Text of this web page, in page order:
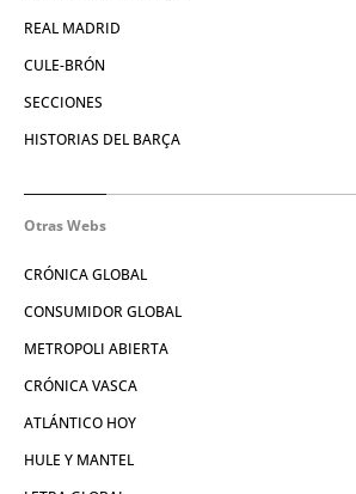
REAL MADRID
CULE-BRÓN
SECCIONES
HISTORIAS DEL BARÇA
Otras Webs
CRÓNICA GLOBAL
CONSUMIDOR GLOBAL
METROPOLI ABIERTA
CRÓNICA VASCA
ATLÁNTICO HOY
HULE Y MANTEL